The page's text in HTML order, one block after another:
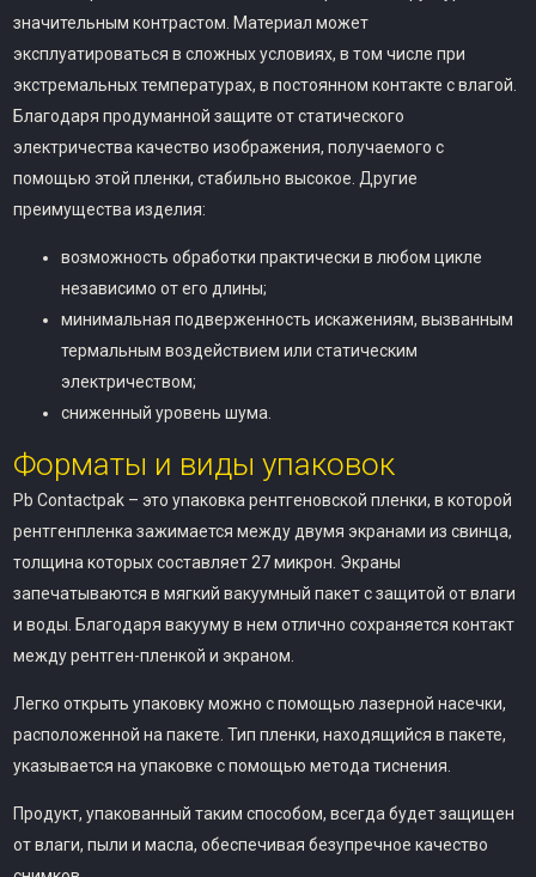
значительным контрастом. Материал может
эксплуатироваться в сложных условиях, в том числе при
экстремальных температурах, в постоянном контакте с влагой.
Благодаря продуманной защите от статического
электричества качество изображения, получаемого с
помощью этой пленки, стабильно высокое. Другие
преимущества изделия:
возможность обработки практически в любом цикле
независимо от его длины;
минимальная подверженность искажениям, вызванным
термальным воздействием или статическим
электричеством;
сниженный уровень шума.
Форматы и виды упаковок
Pb Contactpak – это упаковка рентгеновской пленки, в которой
рентгенпленка зажимается между двумя экранами из свинца,
толщина которых составляет 27 микрон. Экраны
запечатываются в мягкий вакуумный пакет с защитой от влаги
и воды. Благодаря вакууму в нем отлично сохраняется контакт
между рентген-пленкой и экраном.
Легко открыть упаковку можно с помощью лазерной насечки,
расположенной на пакете. Тип пленки, находящийся в пакете,
указывается на упаковке с помощью метода тиснения.
Продукт, упакованный таким способом, всегда будет защищен
от влаги, пыли и масла, обеспечивая безупречное качество